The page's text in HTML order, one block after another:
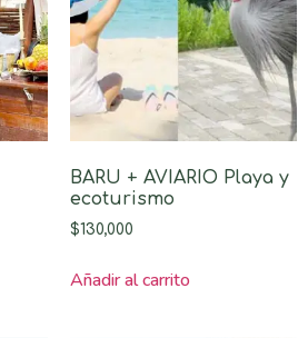
BARU + AVIARIO Playa y
ecoturismo
$130,000
Añadir al carrito